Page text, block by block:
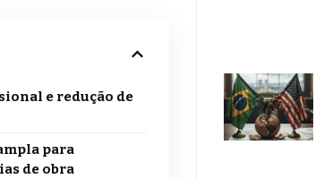
e redução de
para
de obra